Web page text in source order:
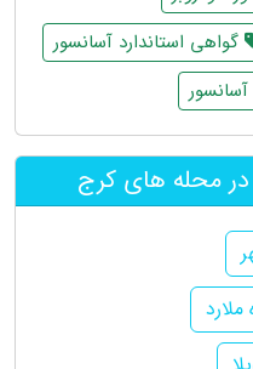
گواهی استاندارد آسانسور
محله های کرج